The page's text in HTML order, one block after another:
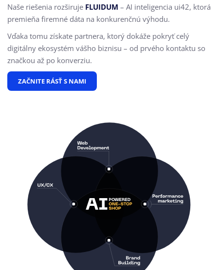
Naše riešenia rozširuje FLUIDUM – AI inteligencia ui42, ktorá
premieňa firemné dáta na konkurenčnú výhodu.
Vďaka tomu získate partnera, ktorý dokáže pokryť celý
digitálny ekosystém vášho biznisu – od prvého kontaktu so
značkou až po konverziu.
ZAČNITE RÁSŤ S NAMI